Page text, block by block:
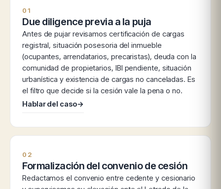
01
Due diligence previa a la puja
Antes de pujar revisamos certificación de cargas
registral, situación posesoria del inmueble
(ocupantes, arrendatarios, precaristas), deuda con la
comunidad de propietarios, IBI pendiente, situación
urbanística y existencia de cargas no canceladas. Es
el filtro que decide si la cesión vale la pena o no.
Hablar del caso→
02
Formalización del convenio de cesión
Redactamos el convenio entre cedente y cesionario